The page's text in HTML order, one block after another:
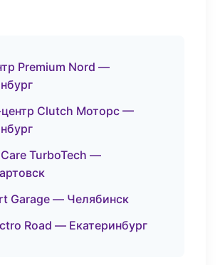
Premium Nord —
Clutch Моторс —
TurboTech —
Garage — Челябинск
Road — Екатеринбург